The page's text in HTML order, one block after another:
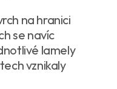
na hranici
se navíc
lamely
vznikaly